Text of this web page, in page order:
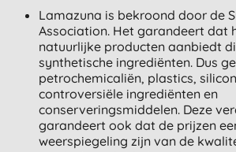
Lamazuna is bekroond door de
Association. Het garandeert dat
natuurlijke producten aanbiedt
synthetische ingrediënten. Dus
petrochemicaliën, plastics,
controversiële ingrediënten en
conserveringsmiddelen. Deze
garandeert ook dat de prijzen
weerspiegeling zijn van de